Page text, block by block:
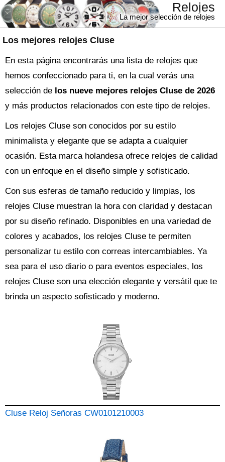
Los mejores relojes Cluse
Relojes
La mejor selección de relojes
En esta página encontrarás una lista de relojes que
hemos confeccionado para ti, en la cual verás una
selección de los nueve mejores relojes Cluse de 2026
y más productos relacionados con este tipo de relojes.
Los relojes Cluse son conocidos por su estilo
minimalista y elegante que se adapta a cualquier
ocasión. Esta marca holandesa ofrece relojes de calidad
con un enfoque en el diseño simple y sofisticado.
Con sus esferas de tamaño reducido y limpias, los
relojes Cluse muestran la hora con claridad y destacan
por su diseño refinado. Disponibles en una variedad de
colores y acabados, los relojes Cluse te permiten
personalizar tu estilo con correas intercambiables. Ya
sea para el uso diario o para eventos especiales, los
relojes Cluse son una elección elegante y versátil que te
brinda un aspecto sofisticado y moderno.
Cluse Reloj Señoras CW0101210003